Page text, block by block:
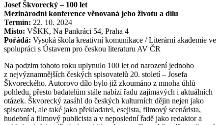
Josef Škvorecký – 100 let
Mezinárodní konference věnovaná jeho životu a dílu
Termín: 22. 10. 2024
Místo: VŠKK, Na Pankráci 54, Praha 4
Pořádá: Vysoká škola kreativní komunikace / Literární akademie ve
spolupráci s Ústavem pro českou literaturu AV ČR
Na podzim tohoto roku uplynulo 100 let od narození jednoho
z nejvýznamnějších českých spisovatelů 20. století – Josefa
Škvoreckého. Autorovo dílo bylo již zkoumáno z mnoha úhlů
pohledu, přesto badatelům stále nabízí řadu zajímavých i aktuálních
otázek. Škvorecký zasáhl do českých kulturních dějin nejen jako
spisovatel, ale také jako překladatel, esejista, filmový scenárista,
hudební a filmový publicista a v neposlední řadě jako redaktor a